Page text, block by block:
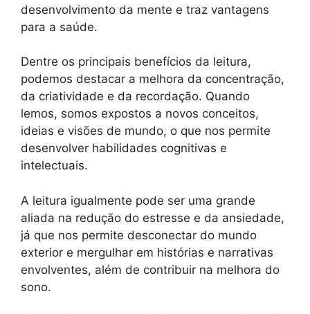
desenvolvimento da mente e traz vantagens
para a saúde.
Dentre os principais benefícios da leitura,
podemos destacar a melhora da concentração,
da criatividade e da recordação. Quando
lemos, somos expostos a novos conceitos,
ideias e visões de mundo, o que nos permite
desenvolver habilidades cognitivas e
intelectuais.
A leitura igualmente pode ser uma grande
aliada na redução do estresse e da ansiedade,
já que nos permite desconectar do mundo
exterior e mergulhar em histórias e narrativas
envolventes, além de contribuir na melhora do
sono.